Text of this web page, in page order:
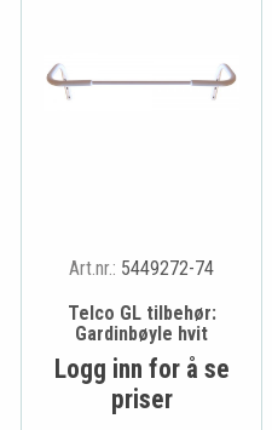
Art.nr.: 5449272-74
Telco GL tilbehør:
Gardinbøyle hvit
Logg inn for å se
priser